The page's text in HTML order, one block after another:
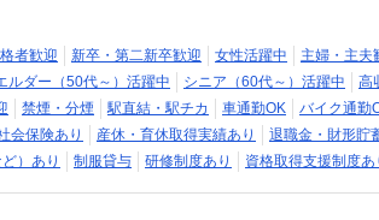
者歓迎 新卒・第二新卒歓迎 女性活躍中 主婦・主夫
ルダー（50代～）活躍中
シニア（60代～）活躍中 高
禁煙・分煙 駅直結・駅チカ 車通勤OK バイク通勤
会保険あり
産休・育休取得実績あり
退職金・財形貯
）あり
制服貸与 研修制度あり 資格取得支援制度あ